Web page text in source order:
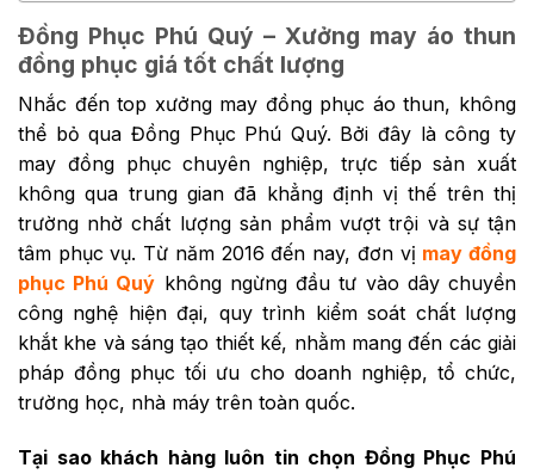
Đồng Phục Phú Quý – Xưởng may áo thun
đồng phục giá tốt chất lượng
Nhắc đến top xưởng may đồng phục áo thun, không
thể bỏ qua Đồng Phục Phú Quý. Bởi đây là công ty
may đồng phục chuyên nghiệp, trực tiếp sản xuất
không qua trung gian đã khẳng định vị thế trên thị
trường nhờ chất lượng sản phẩm vượt trội và sự tận
tâm phục vụ. Từ năm 2016 đến nay, đơn vị may đồng
phục Phú Quý không ngừng đầu tư vào dây chuyền
công nghệ hiện đại, quy trình kiểm soát chất lượng
khắt khe và sáng tạo thiết kế, nhằm mang đến các giải
pháp đồng phục tối ưu cho doanh nghiệp, tổ chức,
trường học, nhà máy trên toàn quốc.
Tại sao khách hàng luôn tin chọn Đồng Phục Phú